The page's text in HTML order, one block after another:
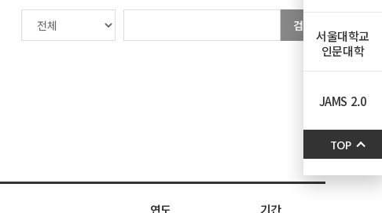
검색
연도 기간
서울대학교
인문대학
JAMS 2.0
TOP